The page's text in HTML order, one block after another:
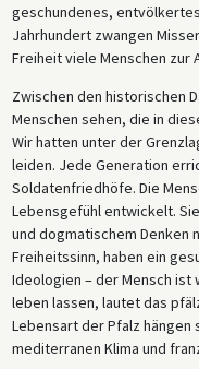
geschundenes,
Jahrhundert zwangen
Freiheit viele Menschen zur
Zwischen den historischen
Menschen sehen, die in
Wir hatten unter der
leiden. Jede Generation
Soldatenfriedhöfe. Die
Lebensgefühl entwickelt.
und dogmatischem Denken
Freiheitssinn, haben ein
Ideologien – der Mensch ist
leben lassen, lautet das
Lebensart der Pfalz hängen
mediterranen Klima und